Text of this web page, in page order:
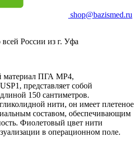
shop@bazismed.ru
России из г. Уфа
ПГА MP4,
представляет собой
150 сантиметров.
нити, он имеет плетеное
составом, обеспечивающим
Фиолетовый цвет нити
в операционном поле.